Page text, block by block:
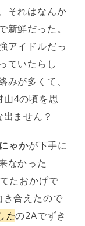
それはなんか
鮮だった。
アイドルだっ
ていたらし
みが多くて、
山4の頃を思
ません？
ゃかが下手に
なかった
たおかげで
き合えたので
たの2Aでずき